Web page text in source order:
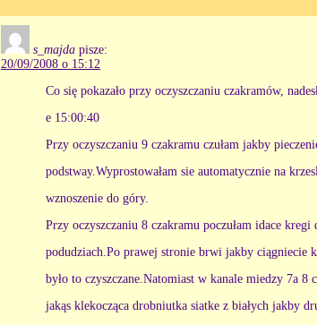
s_majda pisze:
20/09/2008 o 15:12
Co się pokazało przy oczyszczaniu czakramów,
e 15:00:40
Przy oczyszczaniu 9 czakramu czułam jakby
podstway.Wyprostowałam sie automatycznie na
wznoszenie do góry.
Przy oczyszczaniu 8 czakramu poczułam idace kregi
podudziach.Po prawej stronie brwi jakby ciągniecie
było to czyszczane.Natomiast w kanale miedzy 7a 8
jakąs klekocząca drobniutka siatke z białych jakby